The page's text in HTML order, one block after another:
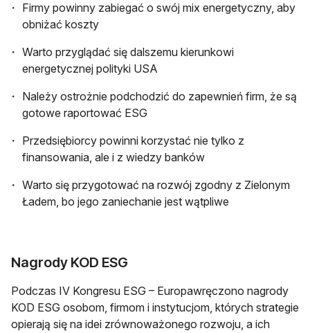
Firmy powinny zabiegać o swój mix energetyczny, aby
obniżać koszty
Warto przyglądać się dalszemu kierunkowi
energetycznej polityki USA
Należy ostrożnie podchodzić do zapewnień firm, że są
gotowe raportować ESG
Przedsiębiorcy powinni korzystać nie tylko z
finansowania, ale i z wiedzy banków
Warto się przygotować na rozwój zgodny z Zielonym
Ładem, bo jego zaniechanie jest wątpliwe
Nagrody KOD ESG
Podczas IV Kongresu ESG – Europawręczono nagrody
KOD ESG osobom, firmom i instytucjom, których strategie
opierają się na idei zrównoważonego rozwoju, a ich